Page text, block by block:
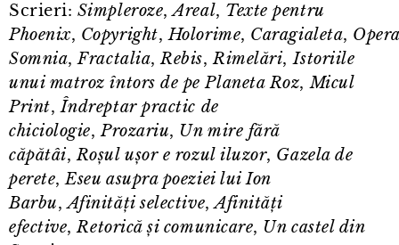
Scrieri: Simpleroze,Areal, Texte pentru
Phoenix, Copyright,Holorime, Caragialeta,
Somnia,Fractalia,Rebis,Rimelări,Istoriile
unui matroz întors de pe Planeta Roz,Micul
Print,Îndreptar practic de
chiciologie,Prozariu, Un mire fără
căpătâi,Roșul ușor e rozul iluzor, Gazela de
perete,Eseu asupra poeziei lui Ion
Barbu,Afinități selective,Afinități
efective,Retorică și comunicare, Un castel din